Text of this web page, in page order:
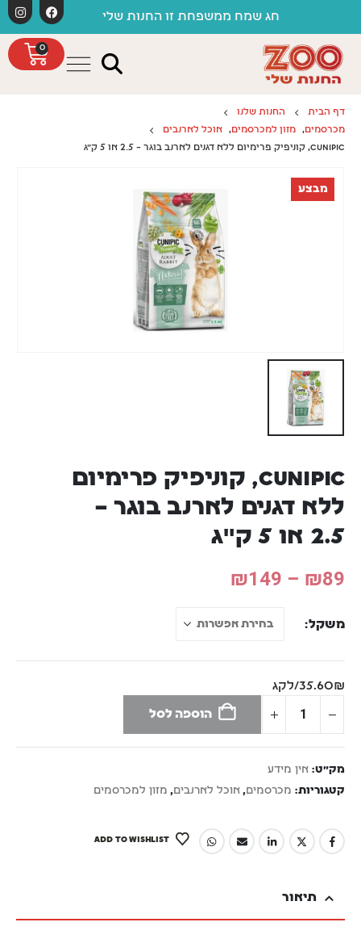
חג שמח ממשפחת זו החנות שלי
0
דף הבית
החנות שלנו
מכרסמים, מזון למכרסמים,
אוכל לארנבים
CUNIPIC, קוניפיק פרימיום ללא דגנים לארנב בוגר – 2.5 או 5 ק"ג
מבצע
CUNIPIC, קוניפיק פרימיום
ללא דגנים לארנב בוגר –
2.5 או 5 ק"ג
₪89
–
₪149
משקל
35.60₪/לקג
הוספה לסל
מק"ט: אין מידע
קטגוריות: מכרסמים, אוכל לארנבים, מזון למכרסמים
ADD TO WISHLIST
תיאור